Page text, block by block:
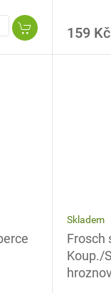
159 Kč
Skladem
Frosch
Koup./